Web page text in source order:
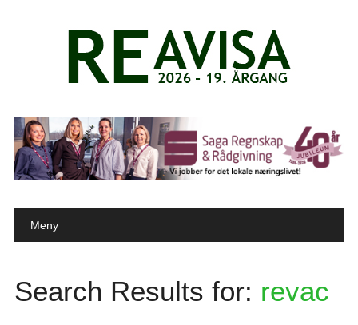
Main menu
Meny
Search Results for: revac